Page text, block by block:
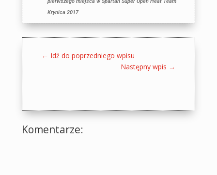
Krynica 2017
← Idź do poprzedniego wpisu
Następny wpis →
Komentarze: